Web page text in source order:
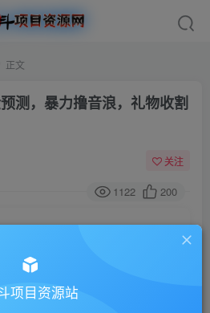
正文
测，暴力撸音浪，礼物收割
关注
1122 200
后查看
金币99
项目资源站